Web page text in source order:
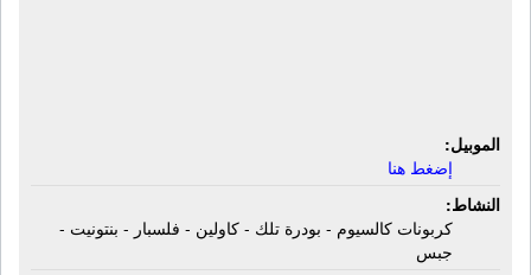
الموبيل:
إضغط هنا
النشاط:
كربونات كالسيوم - بودرة تلك - كاولين - فلسبار - بنتونيت -
جبس